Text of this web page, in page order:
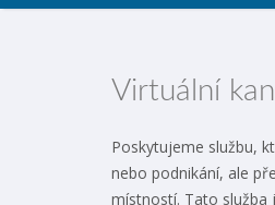
Virtuální
Poskytujeme službu,
nebo podnikání, ale
místností. Tato služba